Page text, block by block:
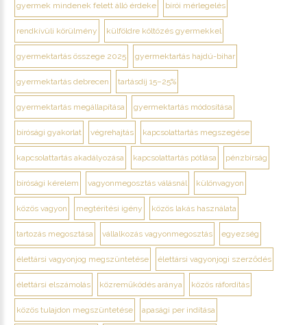
gyermek mindenek felett álló érdeke bírói mérlegelés
rendkívüli körülmény külföldre költözés gyermekkel
gyermektartás összege 2025 gyermektartás hajdú-bihar
gyermektartás debrecen tartásdíj 15–25%
gyermektartás megállapítása gyermektartás módosítása
bírósági gyakorlat végrehajtás kapcsolattartás megszegése
kapcsolattartás akadályozása kapcsolattartás pótlása pénzbírság
bírósági kérelem vagyonmegosztás válásnál különvagyon
közös vagyon megtérítési igény közös lakás használata
tartozás megosztása vállalkozás vagyonmegosztás egyezség
élettársi vagyonjog megszüntetése élettársi vagyonjogi szerződés
élettársi elszámolás közreműködés aránya közös ráfordítás
közös tulajdon megszüntetése apasági per indítása